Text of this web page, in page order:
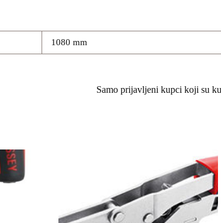
1080 mm
Samo prijavljeni kupci koji su